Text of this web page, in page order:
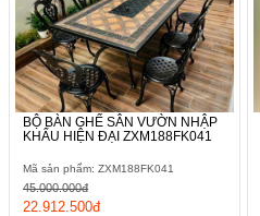
BỘ BÀN GHẾ SÂN VƯỜN NHẬP
KHẨU HIỆN ĐẠI ZXM188FK041
Mã sản phẩm: ZXM188FK041
22.912.500đ
45.000.000đ